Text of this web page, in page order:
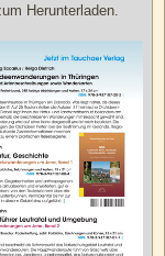
Herunterladen.